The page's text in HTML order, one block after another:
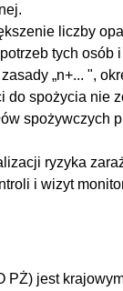
liczby
tych osób
„n+... ",
spożycia nie
spożywczych
ryzyka
i wizyt
PŻ) jest